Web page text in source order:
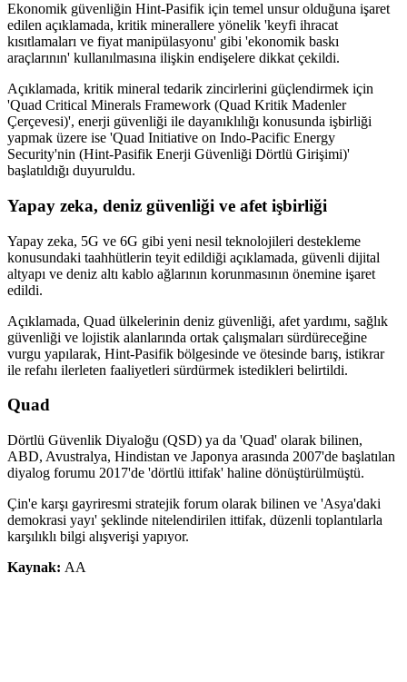
Ekonomik güvenliğin Hint-Pasifik için temel unsur olduğuna işaret
edilen açıklamada, kritik minerallere yönelik 'keyfi ihracat
kısıtlamaları ve fiyat manipülasyonu' gibi 'ekonomik baskı
araçlarının' kullanılmasına ilişkin endişelere dikkat çekildi.
Açıklamada, kritik mineral tedarik zincirlerini güçlendirmek için
'Quad Critical Minerals Framework (Quad Kritik Madenler
Çerçevesi)', enerji güvenliği ile dayanıklılığı konusunda işbirliği
yapmak üzere ise 'Quad Initiative on Indo-Pacific Energy
Security'nin (Hint-Pasifik Enerji Güvenliği Dörtlü Girişimi)'
başlatıldığı duyuruldu.
Yapay zeka, deniz güvenliği ve afet işbirliği
Yapay zeka, 5G ve 6G gibi yeni nesil teknolojileri destekleme
konusundaki taahhütlerin teyit edildiği açıklamada, güvenli dijital
altyapı ve deniz altı kablo ağlarının korunmasının önemine işaret
edildi.
Açıklamada, Quad ülkelerinin deniz güvenliği, afet yardımı, sağlık
güvenliği ve lojistik alanlarında ortak çalışmaları sürdüreceğine
vurgu yapılarak, Hint-Pasifik bölgesinde ve ötesinde barış, istikrar
ile refahı ilerleten faaliyetleri sürdürmek istedikleri belirtildi.
Quad
Dörtlü Güvenlik Diyaloğu (QSD) ya da 'Quad' olarak bilinen,
ABD, Avustralya, Hindistan ve Japonya arasında 2007'de başlatılan
diyalog forumu 2017'de 'dörtlü ittifak' haline dönüştürülmüştü.
Çin'e karşı gayriresmi stratejik forum olarak bilinen ve 'Asya'daki
demokrasi yayı' şeklinde nitelendirilen ittifak, düzenli toplantılarla
karşılıklı bilgi alışverişi yapıyor.
Kaynak: AA